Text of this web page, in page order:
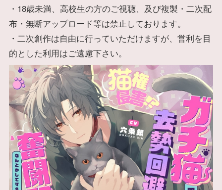
・18歳未満、高校生の方のご視聴、及び複製・二次配
布・無断アップロード等は禁止しております。
・二次創作は自由に行っていただけますが、営利を目
的とした利用はご遠慮下さい。